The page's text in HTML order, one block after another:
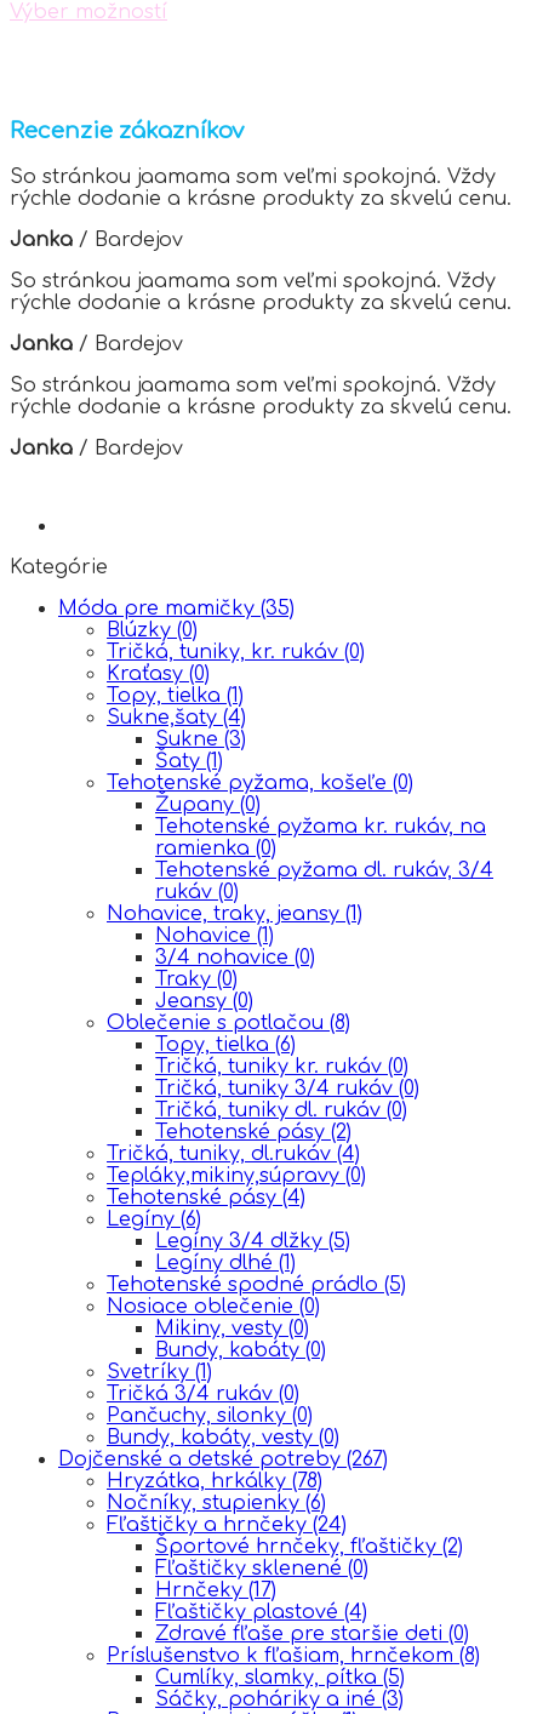
the
Výber možností
variants.
The
options
may
be
chosen
on
the
product
page
Recenzie zákazníkov
So stránkou jaamama som veľmi spokojná. Vždy
rýchle dodanie a krásne produkty za skvelú cenu.
Janka / Bardejov
So stránkou jaamama som veľmi spokojná. Vždy
rýchle dodanie a krásne produkty za skvelú cenu.
Janka / Bardejov
So stránkou jaamama som veľmi spokojná. Vždy
rýchle dodanie a krásne produkty za skvelú cenu.
Janka / Bardejov
Kategórie
Móda pre mamičky (35)
Blúzky (0)
Tričká, tuniky, kr. rukáv (0)
Kraťasy (0)
Topy, tielka (1)
Sukne,šaty (4)
Sukne (3)
Šaty (1)
Tehotenské pyžama, košeľe (0)
Župany (0)
Tehotenské pyžama kr. rukáv, na
ramienka (0)
Tehotenské pyžama dl. rukáv, 3/4
rukáv (0)
Nohavice, traky, jeansy (1)
Nohavice (1)
3/4 nohavice (0)
Traky (0)
Jeansy (0)
Oblečenie s potlačou (8)
Topy, tielka (6)
Tričká, tuniky kr. rukáv (0)
Tričká, tuniky 3/4 rukáv (0)
Tričká, tuniky dl. rukáv (0)
Tehotenské pásy (2)
Tričká, tuniky, dl.rukáv (4)
Tepláky,mikiny,súpravy (0)
Tehotenské pásy (4)
Legíny (6)
Legíny 3/4 dlžky (5)
Legíny dlhé (1)
Tehotenské spodné prádlo (5)
Nosiace oblečenie (0)
Mikiny, vesty (0)
Bundy, kabáty (0)
Svetríky (1)
Tričká 3/4 rukáv (0)
Pančuchy, silonky (0)
Bundy, kabáty, vesty (0)
Dojčenské a detské potreby (267)
Hryzátka, hrkálky (78)
Nočníky, stupienky (6)
Fľaštičky a hrnčeky (24)
Športové hrnčeky, fľaštičky (2)
Fľaštičky sklenené (0)
Hrnčeky (17)
Fľaštičky plastové (4)
Zdravé fľaše pre staršie deti (0)
Príslušenstvo k fľašiam, hrnčekom (8)
Cumlíky, slamky, pítka (5)
Sáčky, poháriky a iné (3)